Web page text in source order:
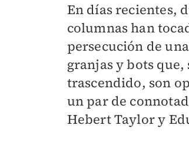
En días recientes,
columnas han
persecución de
granjas y bots que,
trascendido, son
un par de
Hebert Taylor y